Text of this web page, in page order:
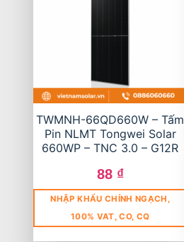
TWMNH-66QD660W – Tấm
Pin NLMT Tongwei Solar
660WP – TNC 3.0 – G12R
88 ₫
NHẬP KHẨU CHÍNH NGẠCH,
100% VAT, CO, CQ